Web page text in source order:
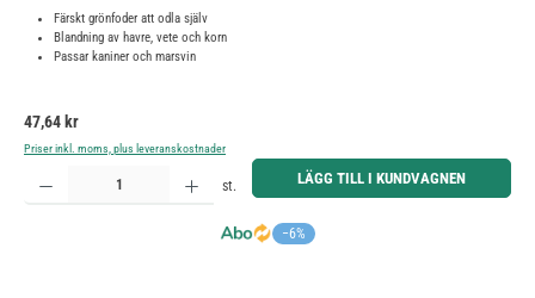
Färskt grönfoder att odla själv
Blandning av havre, vete och korn
Passar kaniner och marsvin
Ordinarie pris:
47,64 kr
Priser inkl. moms, plus leveranskostnader
−6%
Produktkvantitet: Ange önskat belopp eller använd knapparna för att öka eller minska kvantiteten.
st. LÄGG TILL I KUNDVAGNEN